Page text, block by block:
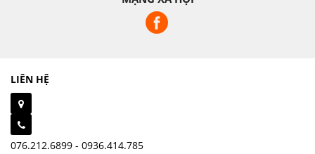
LIÊN HỆ
076.212.6899 - 0936.414.785